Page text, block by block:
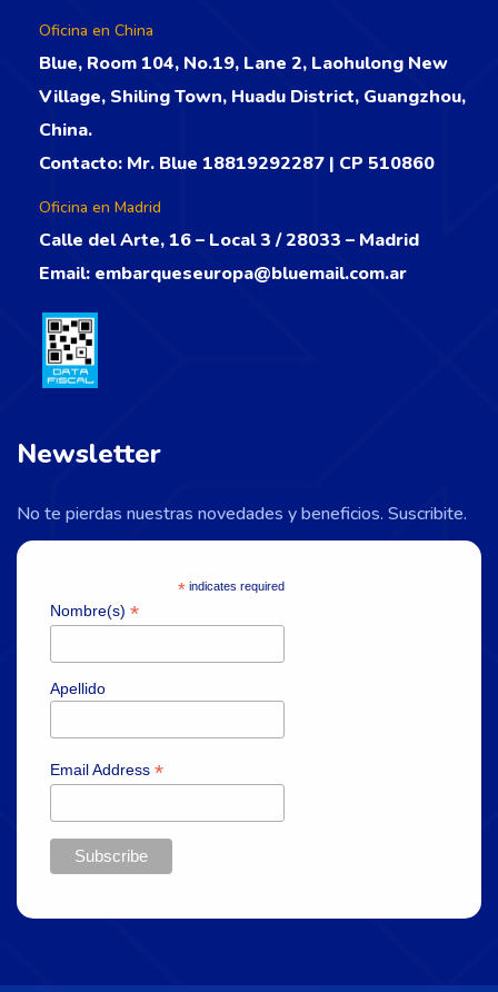
Oficina en China
Blue, Room 104, No.19, Lane 2, Laohulong New
Village, Shiling Town, Huadu District, Guangzhou,
China.
Contacto: Mr. Blue 18819292287 | CP 510860
Oficina en Madrid
Calle del Arte, 16 – Local 3 / 28033 – Madrid
Email: embarqueseuropa@bluemail.com.ar
Newsletter
No te pierdas nuestras novedades y beneficios. Suscribite.
* indicates required
Nombre(s) *
Apellido
Email Address *